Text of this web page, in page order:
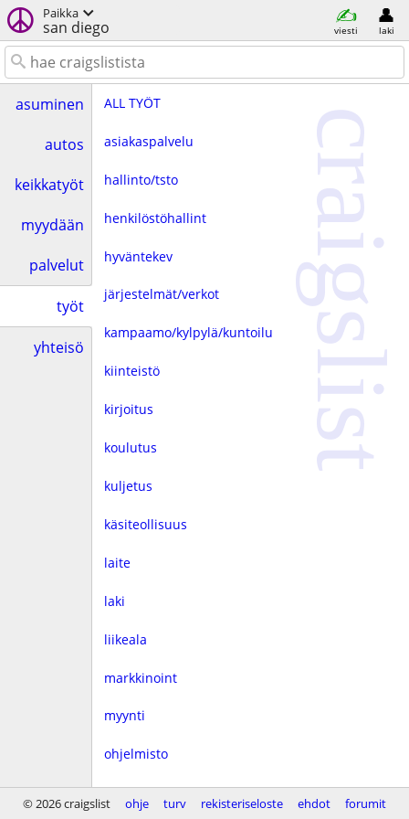
Paikka
san diego viesti laki
asuminen
autos
keikkatyöt
myydään
palvelut
työt
yhteisö
ALL TYÖT
asiakaspalvelu
hallinto/tsto
henkilöstöhallint
hyväntekev
järjestelmät/verkot
kampaamo/kylpylä/kuntoilu
kiinteistö
kirjoitus
koulutus
kuljetus
käsiteollisuus
laite
laki
liikeala
markkinoint
myynti
ohjelmisto
rahoitus
craigslist
© 2026 craigslist ohje turv rekisteriseloste ehdot forumit